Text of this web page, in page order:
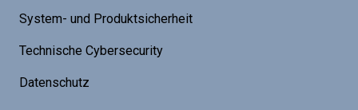
System- und Produktsicherheit
Technische Cybersecurity
Datenschutz